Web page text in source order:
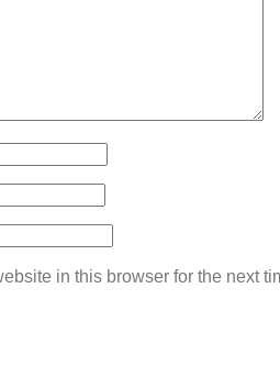
in this browser for the next